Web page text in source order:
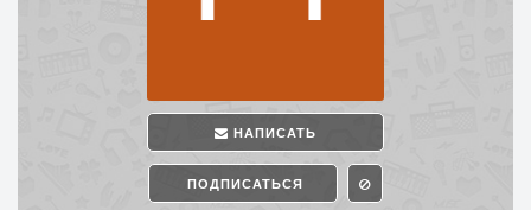
НАПИСАТЬ
ПОДПИСАТЬСЯ